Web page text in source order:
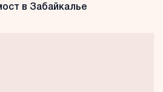
в Забайкалье